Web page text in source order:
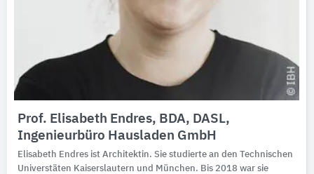
Prof. Elisabeth Endres, BDA, DASL,
Ingenieurbüro Hausladen GmbH
Elisabeth Endres ist Architektin. Sie studierte an den Technischen
Universtäten Kaiserslautern und München. Bis 2018 war sie